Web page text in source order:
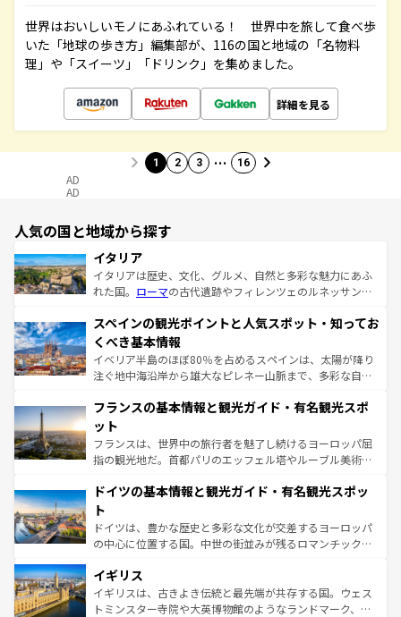
世界はおいしいモノにあふれている！ 世界中を旅して食べ歩
いた「地球の歩き方」編集部が、116の国と地域の「名物料
理」や「スイーツ」「ドリンク」を集めました。
詳細を見る
1 2 3 … 16
AD
AD
人気の国と地域から探す
イタリア
イタリアは歴史、文化、グルメ、自然と多彩な魅力にあふ
れた国。 ローマの古代遺跡やフィレンツェのルネッサンス
ろん、トスカーナの美しい田園風景やアマルフィ海岸の絶
景など、自然景観も見逃せない。観光の合間には、本場の
ピザやパスタなど、絶品のイタリア料理を堪能することも
できる。朝目覚めてから夜眠るまで、すべての瞬間を楽し
なお、新着のイタリア情報はコンテンツ一覧を参照してほ
しい。
スペインの観光ポイントと人気スポット・知ってお
くべき基本情報
イベリア半島のほぼ80％を占めるスペインは、太陽が降り
注ぐ地中海沿岸から雄大なピレネー山脈まで、多彩な自然
文化が根付くこの国では、情熱的なフラメンコ、熱気あふ
れる闘牛、そして美味しいタパスが生活の一部となってい
る。首都マドリードの洗練された雰囲気や、バルセロナの
アートに溢れた街角から、地方では古代ローマ遺跡や中世
せる。地方によって風土や気候が異なるスペインはその個
ンテンツ一覧 を参照してほしい。
フランスの基本情報と観光ガイド・有名観光スポ
ット
フランスは、世界中の旅行者を魅了し続けるヨーロッパ屈
指の観光地だ。首都パリのエッフェル塔やルーブル美術館
で、幅広い魅力が詰まっている。華麗な宮殿、歴史的な大
聖堂、美しいビーチ、そして豊かな自然が、訪れる者を心
から魅了する。また、フランスは美食の国としても知ら
れ、フランス料理はユネスコ無形文化遺産にも登録されて
香り高いラベンダー畑など、多彩な楽しみ方が可能だ。さ
らに、パリ以外の地域にも魅力が溢れており、どの街角に
も豊かな歴史と文化が息づいている。パリ以外の個性あふ
ドイツの基本情報と観光ガイド・有名観光スポッ
ト
ドイツは、豊かな歴史と多彩な文化が交差するヨーロッパ
の中心に位置する国。中世の街並みが残るロマンチック街
顔を持つこの国は、どこを歩いても飽きることがない。ベ
ルリンの文化的活気、バイエルン州のアルプスの絶景、そ
してライン川沿いのワイン畑といった風景は必見。ビール
イギリス
イギリスは、古きよき伝統と最先端が共存する国。ウェス
トミンスター寺院や大英博物館のようなランドマーク、歴